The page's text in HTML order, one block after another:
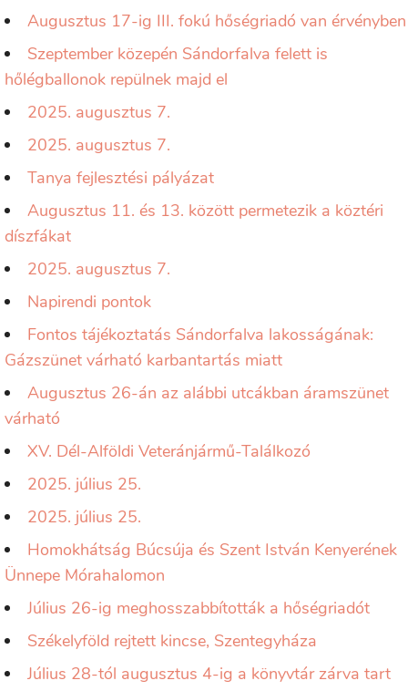
Augusztus 17-ig III. fokú hőségriadó van érvényben
Szeptember közepén Sándorfalva felett is
hőlégballonok repülnek majd el
2025. augusztus 7.
2025. augusztus 7.
Tanya fejlesztési pályázat
Augusztus 11. és 13. között permetezik a köztéri
díszfákat
2025. augusztus 7.
Napirendi pontok
Fontos tájékoztatás Sándorfalva lakosságának:
Gázszünet várható karbantartás miatt
Augusztus 26-án az alábbi utcákban áramszünet
várható
XV. Dél-Alföldi Veteránjármű-Találkozó
2025. július 25.
2025. július 25.
Homokhátság Búcsúja és Szent István Kenyerének
Ünnepe Mórahalomon
Július 26-ig meghosszabbították a hőségriadót
Székelyföld rejtett kincse, Szentegyháza
Július 28-tól augusztus 4-ig a könyvtár zárva tart